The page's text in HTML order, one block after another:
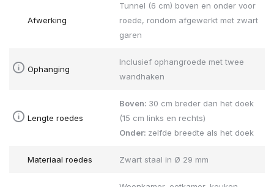
Afwerking
Tunnel (6 cm) boven en onder voor
roede, rondom afgewerkt met zwart
garen
Ophanging
Inclusief ophangroede met twee
wandhaken
Lengte roedes
Boven: 30 cm breder dan het doek
(15 cm links en rechts)
Onder: zelfde breedte als het doek
Materiaal roedes Zwart staal in Ø 29 mm